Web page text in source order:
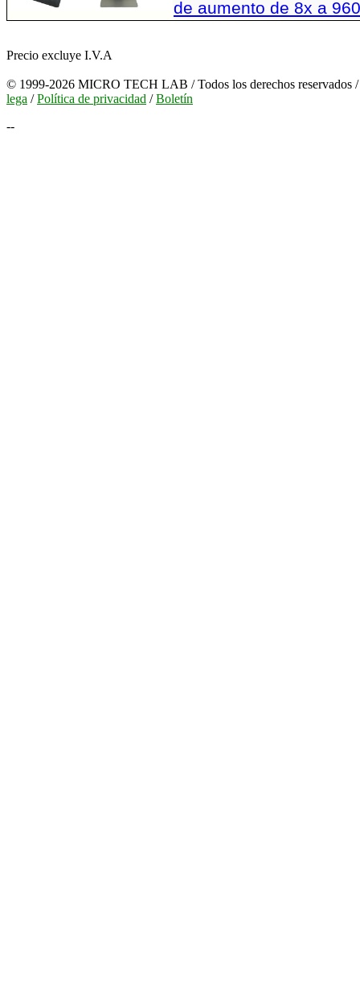
de aumento de 8x a
Precio excluye I.V.A
© 1999-2026 MICRO TECH LAB / Todos los derechos reservados /
lega /Política de privacidad /Boletín
--